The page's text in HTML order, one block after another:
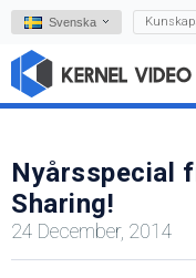
Svenska
Nyårsspecial
Sharing!
24 December, 2014